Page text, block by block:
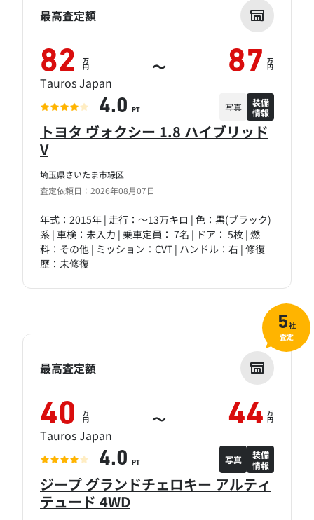
埼玉県さいたま市緑区
査定依頼日：2026年08月07日
トヨタ ヴォクシー 1.8 ハイブリッド
V
年式：2015年 | 走行：～13万キロ | 色：黒(ブラック)
系 | 車検：未入力 | 乗車定員： 7名 | ドア： 5枚 | 燃
料：その他 | ミッション：CVT | ハンドル：右 | 修復
歴：未修復
最高査定額
82 万
円 ～ 87 万
円
Tauros Japan
4.0 PT 写真
装備
情報
ジープ グランドチェロキー アルティ
テュード 4WD
最高査定額
40 万
円 ～ 44 万
円
Tauros Japan
4.0 PT 写真
装備
情報
5社
査定